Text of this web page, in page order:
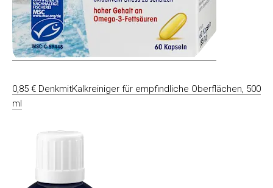
0,85 € DenkmitKalkreiniger für empfindliche Oberflächen, 500
ml